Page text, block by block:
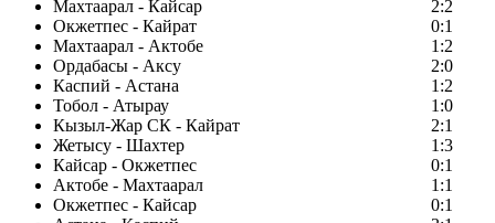
Махтаарал - Кайсар
2:2
Окжетпес - Кайрат
0:1
Махтаарал - Актобе
1:2
Ордабасы - Аксу
2:0
Каспий - Астана
1:2
Тобол - Атырау
1:0
Кызыл-Жар СК - Кайрат
2:1
Жетысу - Шахтер
1:3
Кайсар - Окжетпес
0:1
Актобе - Махтаарал
1:1
Окжетпес - Кайсар
0:1